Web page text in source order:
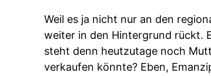
Weil es ja nicht nur an den
weiter in den Hintergrund rückt.
steht denn heutzutage noch
verkaufen könnte? Eben,